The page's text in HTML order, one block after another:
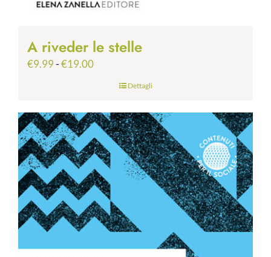
A riveder le stelle
€9.99-€19.00Fascia
€9.99
a
€19.00
Dettagli